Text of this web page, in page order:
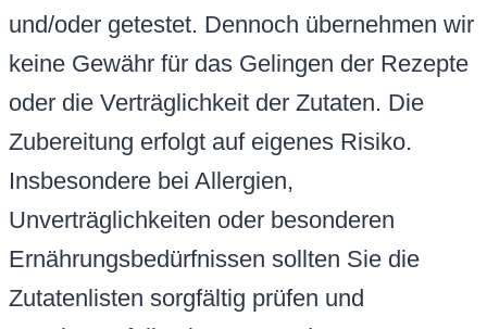
und/oder getestet. Dennoch übernehmen wir
keine Gewähr für das Gelingen der Rezepte
oder die Verträglichkeit der Zutaten. Die
Zubereitung erfolgt auf eigenes Risiko.
Insbesondere bei Allergien,
Unverträglichkeiten oder besonderen
Ernährungsbedürfnissen sollten Sie die
Zutatenlisten sorgfältig prüfen und